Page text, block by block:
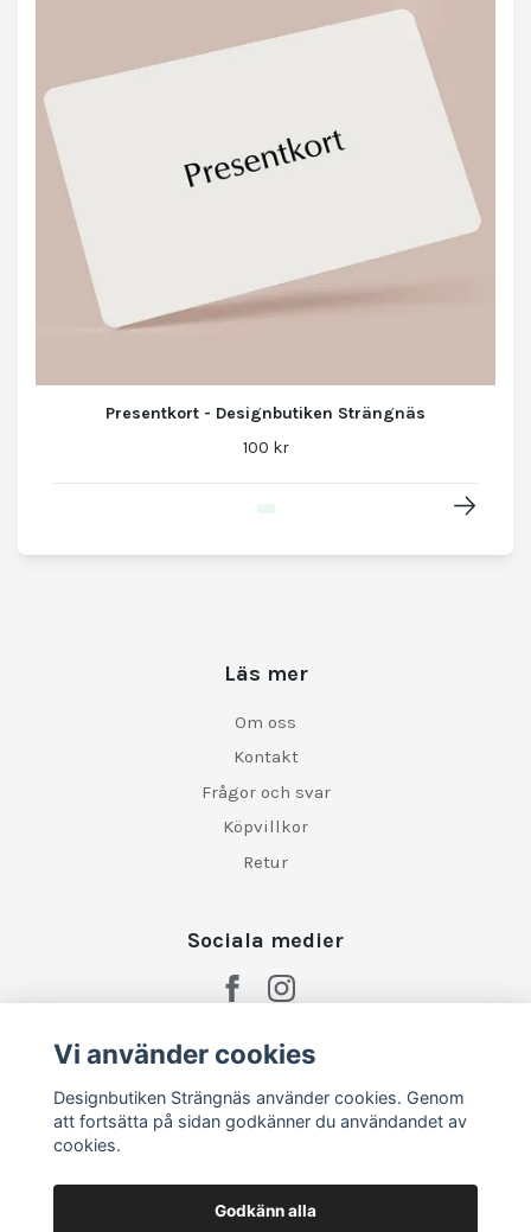
Presentkort - Designbutiken Strängnäs
100 kr
Läs mer
Om oss
Kontakt
Frågor och svar
Köpvillkor
Retur
Sociala medier
Vi använder cookies
Designbutiken Strängnäs använder cookies. Genom
att fortsätta på sidan godkänner du användandet av
cookies.
Godkänn alla